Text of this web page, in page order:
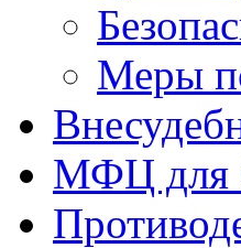
Меры
МФЦ для